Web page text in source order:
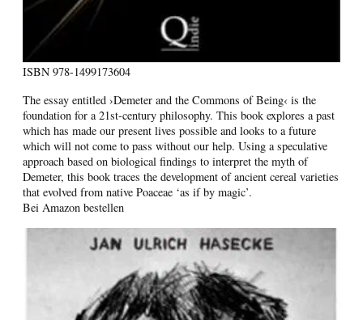
ISBN 978-1499173604
The essay entitled ›Demeter and the Commons of Being‹ is the
foundation for a 21st-century philosophy. This book explores a past
which has made our present lives possible and looks to a future
which will not come to pass without our help. Using a speculative
approach based on biological findings to interpret the myth of
Demeter, this book traces the development of ancient cereal varieties
that evolved from native Poaceae ‘as if by magic’.
Bei Amazon bestellen